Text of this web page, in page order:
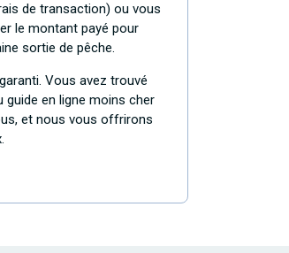
de transaction) ou vous
le montant payé pour
sortie de pêche.
Vous avez trouvé
guide en ligne moins cher
et nous vous offrirons